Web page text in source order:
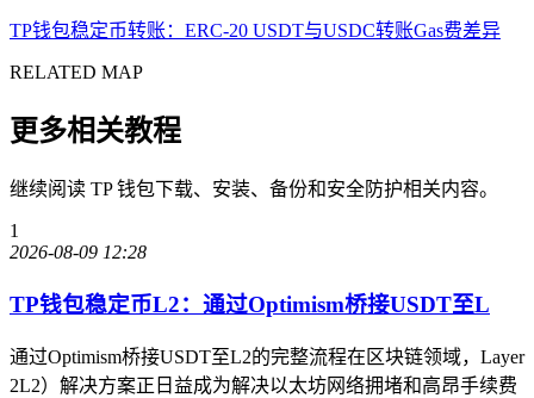
TP钱包稳定币转账：ERC-20 USDT与USDC转账Gas费差异
RELATED MAP
更多相关教程
继续阅读 TP 钱包下载、安装、备份和安全防护相关内容。
1
2026-08-09 12:28
TP钱包稳定币L2：通过Optimism桥接USDT至L
通过Optimism桥接USDT至L2的完整流程在区块链领域，Layer
2L2）解决方案正日益成为解决以太坊网络拥堵和高昂手续费